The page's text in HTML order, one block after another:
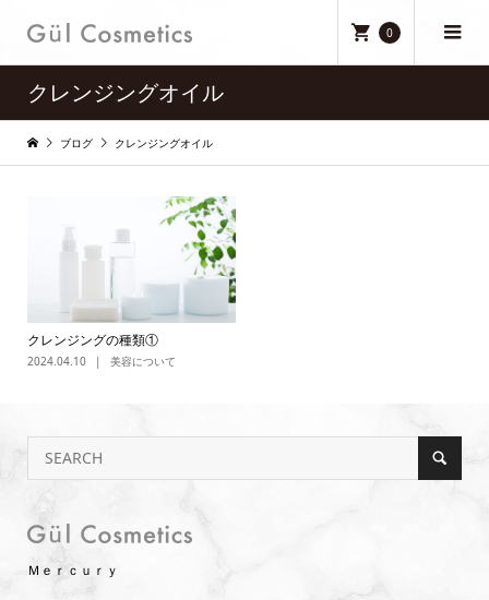
0
クレンジングオイル
ブログ クレンジングオイル
クレンジングの種類①
2024.04.10 美容について
Ｍｅｒｃｕｒｙ